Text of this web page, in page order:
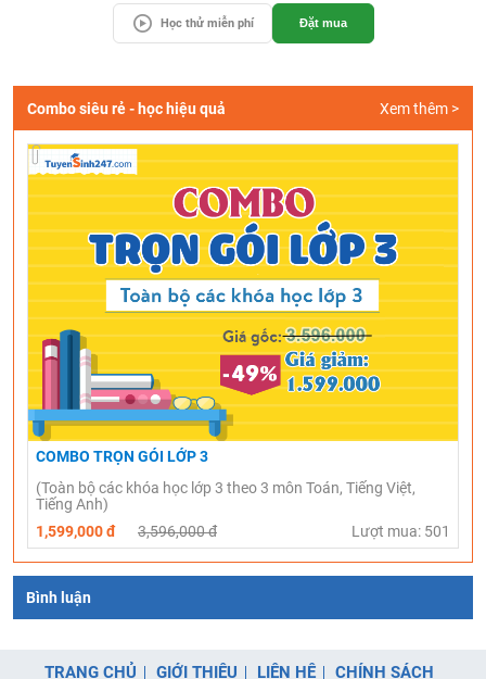
Học thử miễn phí Đặt mua
Combo siêu rẻ - học hiệu quả Xem thêm >
COMBO TRỌN GÓI LỚP 3
(Toàn bộ các khóa học lớp 3 theo 3 môn Toán, Tiếng Việt,
Tiếng Anh)
1,599,000 đ
3,596,000 đ Lượt mua: 501
Bình luận
TRANG CHỦ GIỚI THIỆU LIÊN HỆ CHÍNH SÁCH